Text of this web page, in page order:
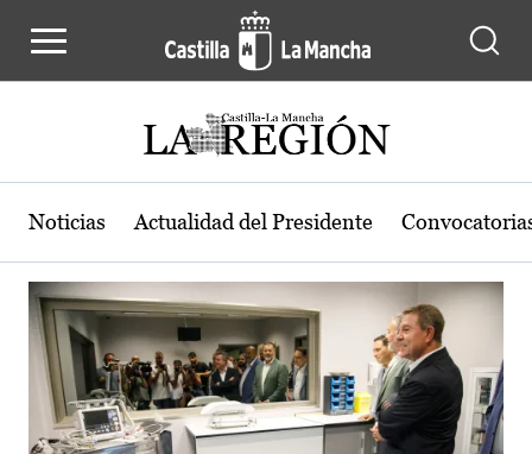
Actualidad de la región de Castilla-
Noticias Actualidad del Presidente